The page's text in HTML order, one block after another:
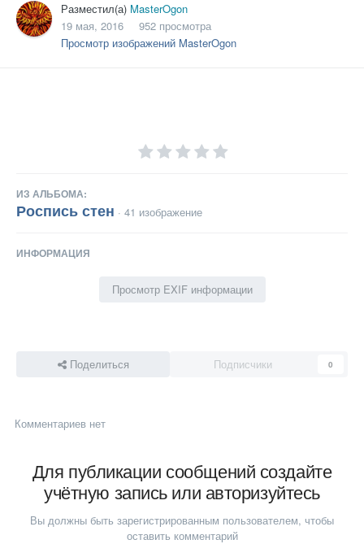
Разместил(а) MasterOgon
19 мая, 2016
952 просмотра
Просмотр изображений MasterOgon
ИЗ АЛЬБОМА:
Роспись стен · 41 изображение
ИНФОРМАЦИЯ
Просмотр EXIF информации
Поделиться Подписчики 0
Комментариев нет
Для публикации сообщений создайте
учётную запись или авторизуйтесь
Вы должны быть зарегистрированным пользователем, чтобы
оставить комментарий